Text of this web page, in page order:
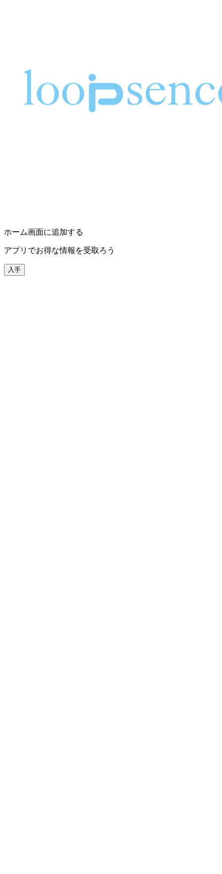
ホーム画面に追加する
アプリでお得な情報を受取ろう
入手